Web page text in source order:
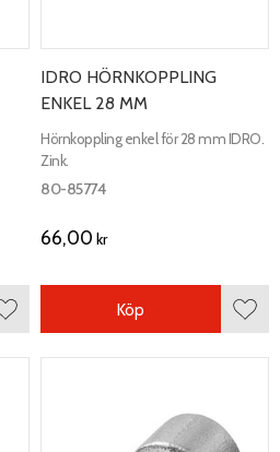
Lägg till i favoriter
IDRO HÖRNKOPPLING
ENKEL 28 MM
Hörnkoppling enkel för 28 mm IDRO.
Zink.
80-85774
66,00 kr
Köp